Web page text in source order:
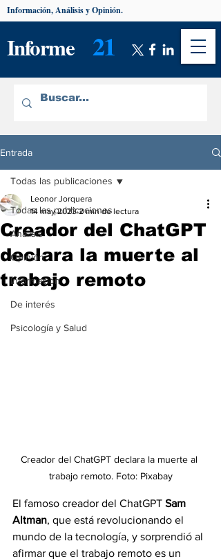
Informe 21
Información, Análisis y Opinión.
Entrada
Todas las publicaciones
Análisis
Opinión
Información
De interés
Psicología y Salud
Todas las publicaciones
Creador del ChatGPT
declara la muerte al
trabajo remoto
Leonor Jorquera
14 may 2023 2 min de lectura
Creador del ChatGPT declara la muerte al
trabajo remoto. Foto: Pixabay
El famoso creador del ChatGPT Sam
Altman, que está revolucionando el
mundo de la tecnología, y sorprendió al
afirmar que el trabajo remoto es un